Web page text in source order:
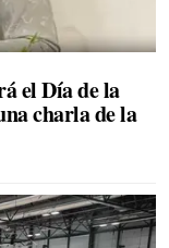
el Día de la
charla de la